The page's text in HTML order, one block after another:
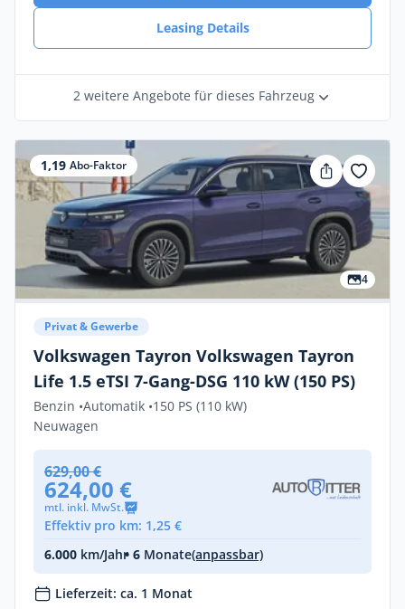
Leasing Details
2 weitere Angebote für dieses Fahrzeug
1,19 Abo-Faktor
4
Privat & Gewerbe
Volkswagen Tayron Volkswagen Tayron
Life 1.5 eTSI 7-Gang-DSG 110 kW (150 PS)
Benzin •Automatik •150 PS (110 kW)
Neuwagen
629,00 €
624,00 €
mtl. inkl. MwSt.
Effektiv pro km: 1,25 €
6.000 km/Jahr• 6 Monate(anpassbar)
Lieferzeit: ca. 1 Monat